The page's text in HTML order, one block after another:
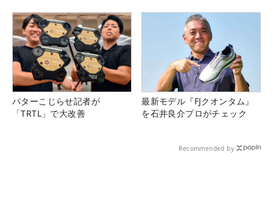
パターこじらせ記者が
「TRTL」で大改善
最新モデル『FJクオンタム』
を石井良介プロがチェック
Recommended by